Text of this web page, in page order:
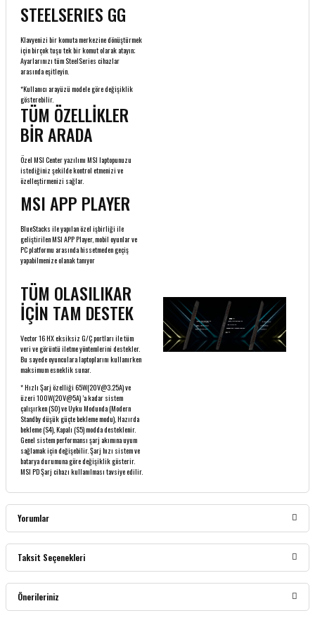
STEELSERIES GG
Klavyenizi bir komuta merkezine dönüştürmek
için birçok tuşu tek bir komut olarak atayın;
Ayarlarınızı tüm SteelSeries cihazlar
arasında eşitleyin.
*Kullanıcı arayüzü modele göre değişiklik
gösterebilir.
TÜM ÖZELLİKLER
BİR ARADA
Özel MSI Center yazılımı MSI laptopunuzu
istediğiniz şekilde kontrol etmenizi ve
özelleştirmenizi sağlar.
MSI APP PLAYER
BlueStacks ile yapılan özel işbirliği ile
geliştirilen MSI APP Player, mobil oyunlar ve
PC platformu arasında hissetmeden geçiş
yapabilmenize olanak tanıyor
TÜM OLASILIKAR
İÇİN TAM DESTEK
Vector 16 HX eksiksiz G/Ç portları ile tüm
veri ve görüntü iletme yöntemlerini destekler.
Bu sayede oyunculara laptoplarını kullanırken
maksimum esneklik sunar.
* Hızlı Şarj özelliği 65W(20V@3.25A) ve
üzeri 100W(20V@5A) ’a kadar sistem
çalışırken (S0) ve Uyku Modunda (Modern
Standby düşük güçte bekleme modu), Hazırda
bekleme (S4), Kapalı (S5) modda desteklenir.
Genel sistem performansı şarj akımına uyum
sağlamak için değişebilir. Şarj hızı sistem ve
batarya durumuna göre değişiklik gösterir.
MSI PD Şarj cihazı kullanılması tavsiye edilir.
Yorumlar
Bu ürüne ilk yorumu siz yapın!
Taksit Seçenekleri
Önerileriniz